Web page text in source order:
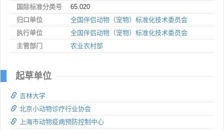
国际标准分类号
65.020
归口单位
全国伴侣动物（宠物）标准化技术委员会
执行单位
全国伴侣动物（宠物）标准化技术委员会
主管部门
农业农村部
起草单位
吉林大学
北京小动物诊疗行业协会
上海市动物疫病预防控制中心